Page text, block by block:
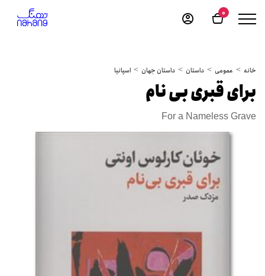
0
خانه عمومی داستان داستان جهان اسپانیا
برای قبری بی نام
For a Nameless Grave